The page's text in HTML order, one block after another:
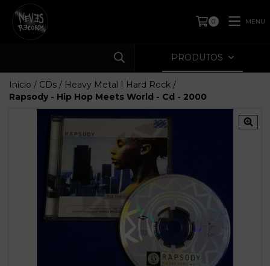
0 MENU
PRODUTOS
Início / CDs / Heavy Metal | Hard Rock /
Rapsody - Hip Hop Meets World - Cd - 2000